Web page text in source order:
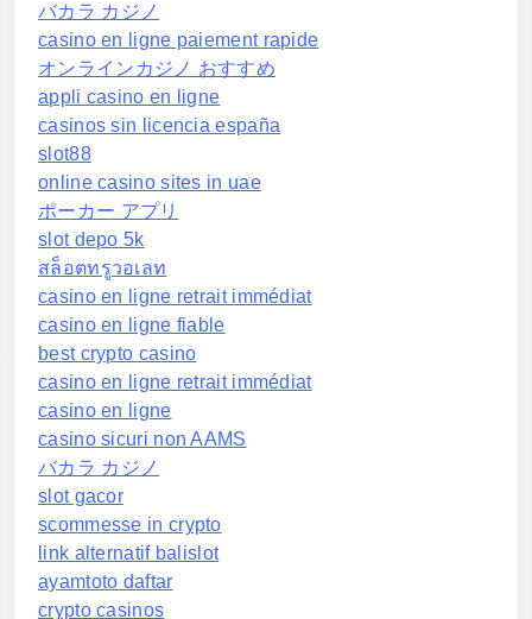
バカラ カジノ
casino en ligne paiement rapide
オンラインカジノ おすすめ
appli casino en ligne
casinos sin licencia españa
slot88
online casino sites in uae
ポーカー アプリ
slot depo 5k
สล็อตทรูวอเลท
casino en ligne retrait immédiat
casino en ligne fiable
best crypto casino
casino en ligne retrait immédiat
casino en ligne
casino sicuri non AAMS
バカラ カジノ
slot gacor
scommesse in crypto
link alternatif balislot
ayamtoto daftar
crypto casinos